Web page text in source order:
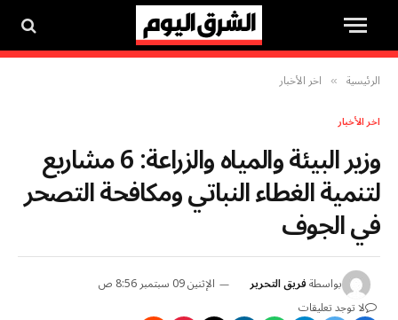
الرئيسية » اخر الأخبار
اخر الأخبار
وزير البيئة والمياه والزراعة: 6 مشاريع
لتنمية الغطاء النباتي ومكافحة التصحر
في الجوف
بواسطةفريق التحرير
الإثنين 09 سبتمبر 8:56 ص
لا توجد تعليقات